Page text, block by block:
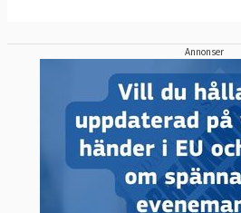
Annonser